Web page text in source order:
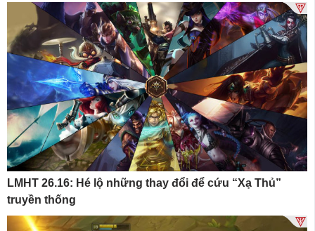
LMHT 26.16: Hé lộ những thay đổi để cứu “Xạ Thủ”
truyền thống